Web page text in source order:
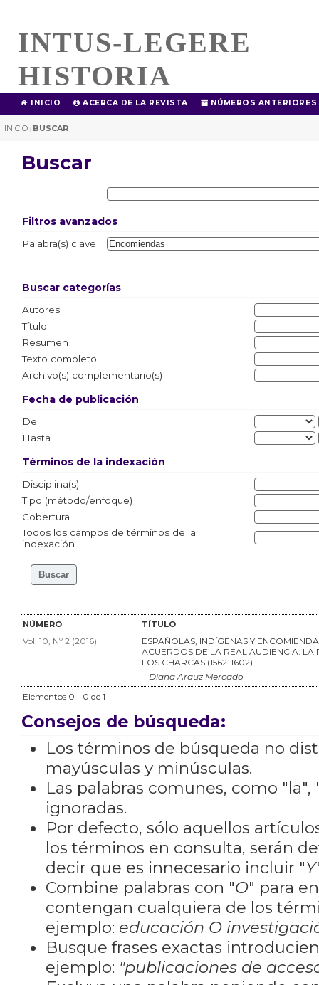
INTUS-LEGERE
HISTORIA
INICIO ACERCA DE LA REVISTA NÚMEROS ANTERIORES
INICIO | BUSCAR
Buscar
Filtros avanzados
Palabra(s) clave
Buscar categorías
Autores
Título
Resumen
Texto completo
Archivo(s) complementario(s)
Fecha de publicación
De
Hasta
Términos de la indexación
Disciplina(s)
Tipo (método/enfoque)
Cobertura
Todos los campos de términos de la
indexación
NÚMERO TÍTULO
Vol. 10, Nº 2 (2016)
ESPAÑOLAS, INDÍGENAS Y
ACUERDOS DE LA REAL AUDIENCIA. LA
LOS CHARCAS (1562-1602)
Diana Arauz Mercado
Elementos 0 - 0 de 1
Consejos de búsqueda:
Los términos de búsqueda no
mayúsculas y minúsculas.
Las palabras comunes, como "la",
ignoradas.
Por defecto, sólo aquellos
los términos en consulta, serán
decir que es innecesario incluir "Y
Combine palabras con "O" para
contengan cualquiera de los
ejemplo: educación O
Busque frases exactas
ejemplo: "publicaciones de